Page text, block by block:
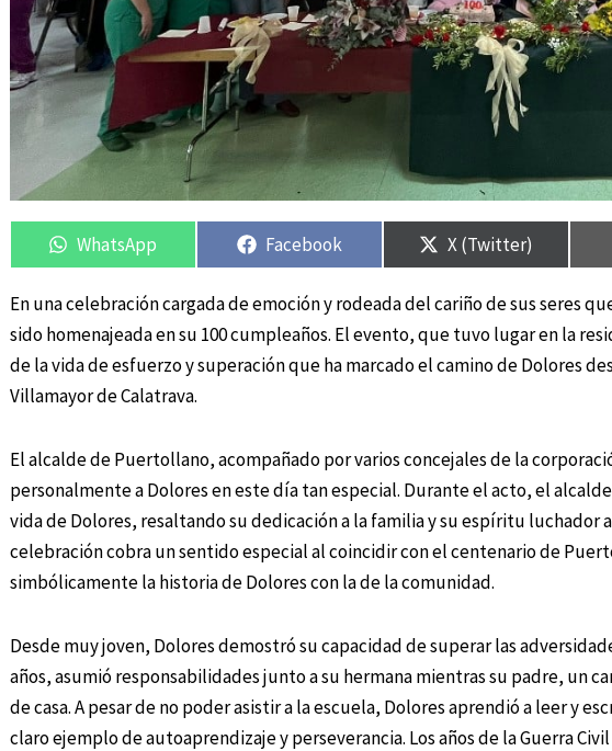
Compartir
en
WhatsApp
Compartir
en
Facebook
Compartir
en
X (Twitter)
En una celebración cargada de emoción y rodeada del cariño de sus seres
sido homenajeada en su 100 cumpleaños. El evento, que tuvo lugar en la
de la vida de esfuerzo y superación que ha marcado el camino de Dolores
Villamayor de Calatrava.
El alcalde de Puertollano, acompañado por varios concejales de la
personalmente a Dolores en este día tan especial. Durante el acto, el
vida de Dolores, resaltando su dedicación a la familia y su espíritu luchador
celebración cobra un sentido especial al coincidir con el centenario de
simbólicamente la historia de Dolores con la de la comunidad.
Desde muy joven, Dolores demostró su capacidad de superar las
años, asumió responsabilidades junto a su hermana mientras su padre, un
de casa. A pesar de no poder asistir a la escuela, Dolores aprendió a leer y
claro ejemplo de autoaprendizaje y perseverancia. Los años de la Guerra
Compartir
en
Compartir
en
Compartir
en